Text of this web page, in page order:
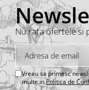
Nu rata ofertele si
Vreau sa primesc
multe inPolitica de